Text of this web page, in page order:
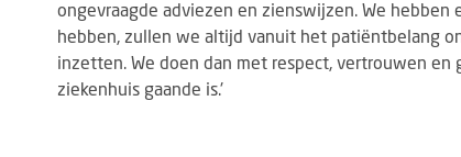
ongevraagde adviezen en zienswijzen. We
hebben, zullen we altijd vanuit het patiëntbelang
inzetten. We doen dan met respect, vertrouwen en
ziekenhuis gaande is.'